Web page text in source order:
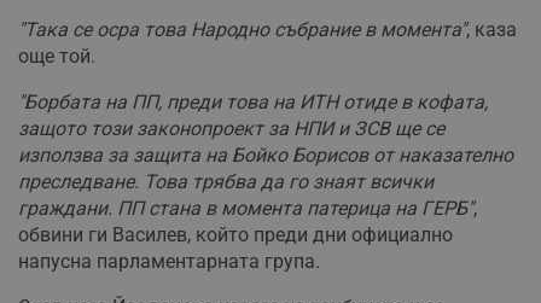
"Така се осра това Народно събрание в момента", каза
още той.
"Борбата на ПП, преди това на ИТН отиде в кофата,
защото този законопроект за НПИ и ЗСВ ще се
използва за защита на Бойко Борисов от наказателно
преследване. Това трябва да го знаят всички
граждани. ПП стана в момента патерица на ГЕРБ",
обвини ги Василев, който преди дни официално
напусна парламентарната група.